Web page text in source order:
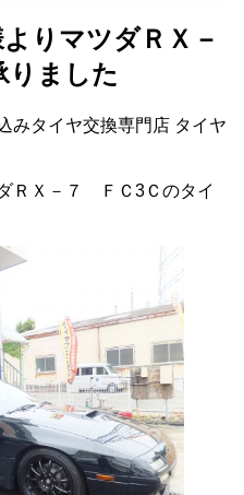
りマツダＲＸ－
りました
みタイヤ交換専門店‬ タイヤ
ＲＸ－７ ＦＣ3Ｃのタイ